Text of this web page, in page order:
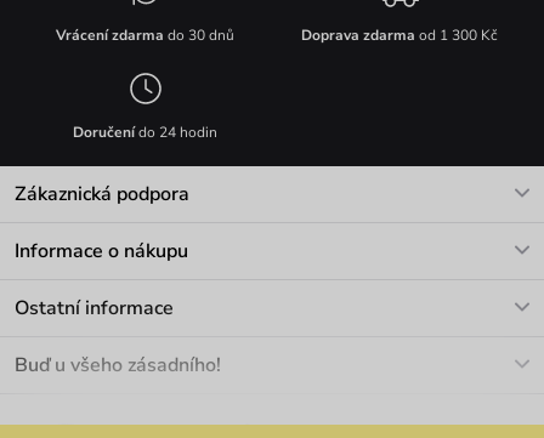
Vrácení zdarma do 30 dnů Doprava zdarma od 1 300 Kč
Doručenído 24 hodin
Zákaznická podpora
Informace o nákupu
Materiály a údržba
Ostatní informace
Velkoobchod
Buď u všeho zásadního!